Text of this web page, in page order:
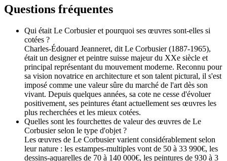
Questions fréquentes
Qui était Le Corbusier et pourquoi ses œuvres sont-elles si
cotées ?
Charles-Édouard Jeanneret, dit Le Corbusier (1887-1965),
était un designer et peintre suisse majeur du XXe siècle et
principal représentant du mouvement moderne. Reconnu pour
sa vision novatrice en architecture et son talent pictural, il s'est
imposé comme une valeur sûre du marché de l'art dès son
vivant. Depuis quelques années, sa cote ne cesse d'évoluer
positivement, ses peintures étant actuellement ses œuvres les
plus recherchées et les mieux cotées.
Quelles sont les fourchettes de valeur des œuvres de Le
Corbusier selon le type d'objet ?
Les œuvres de Le Corbusier varient considérablement selon
leur nature : les estampes-multiples vont de 50 à 33 990€, les
dessins-aquarelles de 70 à 140 000€, les peintures de 930 à 3